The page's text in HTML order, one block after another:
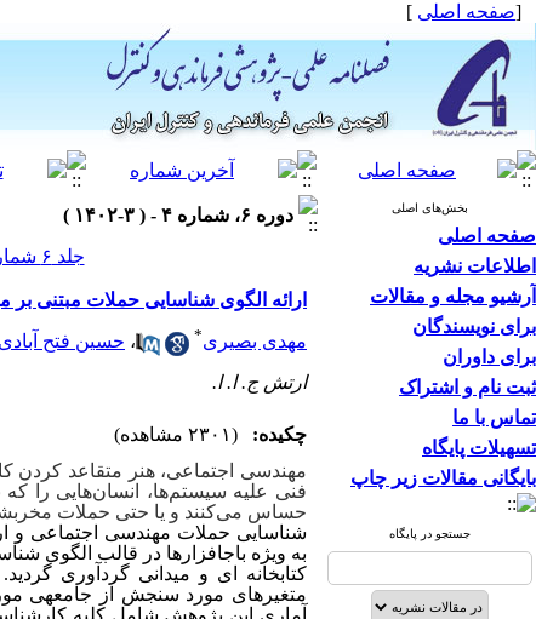
[صفحه اصلی ]
بخش‌های اصلی
صفحه اصلی
اطلاعات نشریه
آرشیو مجله و مقالات
برای نویسندگان
برای داوران
ثبت نام و اشتراک
تماس با ما
تسهیلات پایگاه
بایگانی مقالات زیر چاپ
جستجو در پایگاه
دوره ۶، شماره ۴ - ( ۳-۱۴۰۲ )
جلد ۶ شماره ۴ صفحات ۷۷-۶۳
ارائه الگوی شناسایی حملات مبتنی
مهدی بصیری* ، حسین فتح آبادی
ارتش ج. ا. ا.
چکیده:
(۲۳۰۱ مشاهده)
مهندسی اجتماعی، هنر متقاعد کردن
فنی علیه سیستم‌ها، انسان‌هایی را
حساس می‌کنند و یا حتی حملات
شناسایی حملات مهندسی اجتماعی و
به ویژه باج­افزارها در قالب الگوی
کتابخانه ای و میدانی گردآوری
متغیرهای مورد سنجش از جامعه­ی
آماری این پژوهش شامل کلیه